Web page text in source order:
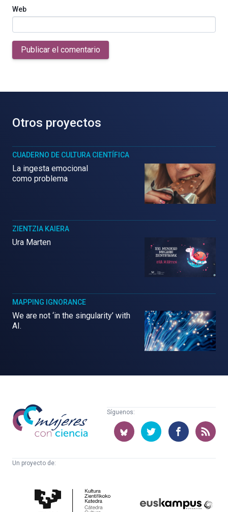
Web
Publicar el comentario
Otros proyectos
CUADERNO DE CULTURA CIENTÍFICA
La ingesta emocional
como problema
ZIENTZIA KAIERA
Ura Marten
MAPPING IGNORANCE
We are not ‘in the singularity’ with
AI.
Mujeres
con
ciencia
Síguenos:
Un proyecto de:
Cultura